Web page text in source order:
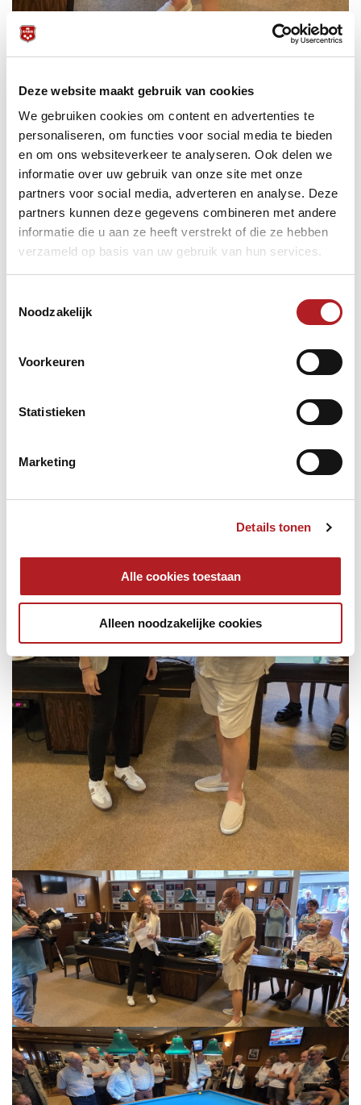
Deze website maakt gebruik van cookies
We gebruiken cookies om content en advertenties te
personaliseren, om functies voor social media te bieden
en om ons websiteverkeer te analyseren. Ook delen we
informatie over uw gebruik van onze site met onze
partners voor social media, adverteren en analyse. Deze
partners kunnen deze gegevens combineren met andere
informatie die u aan ze heeft verstrekt of die ze hebben
verzameld op basis van uw gebruik van hun services.
Noodzakelijk
Voorkeuren
Statistieken
Marketing
Details tonen
Alle cookies toestaan
Alleen noodzakelijke cookies